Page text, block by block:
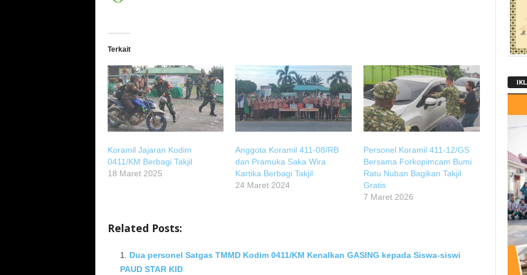
Terkait
Koramil Jajaran Kodim
0411/KM Berbagi Takjil
18 Maret 2025
Anggota Koramil 411-08/RB
dan Pramuka Saka Wira
Kartika Berbagi Takjil
24 Maret 2024
Personel Koramil 411-12/GS
Bersama Forkopimcam Bumi
Ratu Nuban Bagikan Takjil
Gratis
7 Maret 2026
Related Posts:
Dua personel Satgas TMMD Kodim 0411/KM Kenalkan GASING kepada Siswa-siswi
PAUD STAR KID